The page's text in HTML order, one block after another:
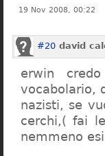
19 Nov 2008, 00:22
#20 david
erwin
vocabolario,
nazisti, se
cerchi,( fai
nemmeno